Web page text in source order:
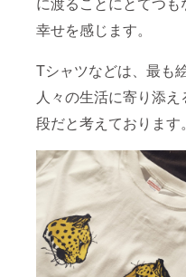
幸せを感じます。
Tシャツなどは、最も
人々の生活に寄り添え
段だと考えております。